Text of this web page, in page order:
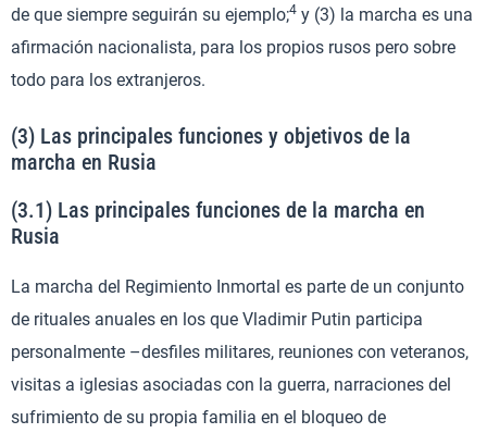
de que siempre seguirán su ejemplo;4 y (3) la marcha es una
afirmación nacionalista, para los propios rusos pero sobre
todo para los extranjeros.
(3) Las principales funciones y objetivos de la
marcha en Rusia
(3.1) Las principales funciones de la marcha en
Rusia
La marcha del Regimiento Inmortal es parte de un conjunto
de rituales anuales en los que Vladimir Putin participa
personalmente –desfiles militares, reuniones con veteranos,
visitas a iglesias asociadas con la guerra, narraciones del
sufrimiento de su propia familia en el bloqueo de